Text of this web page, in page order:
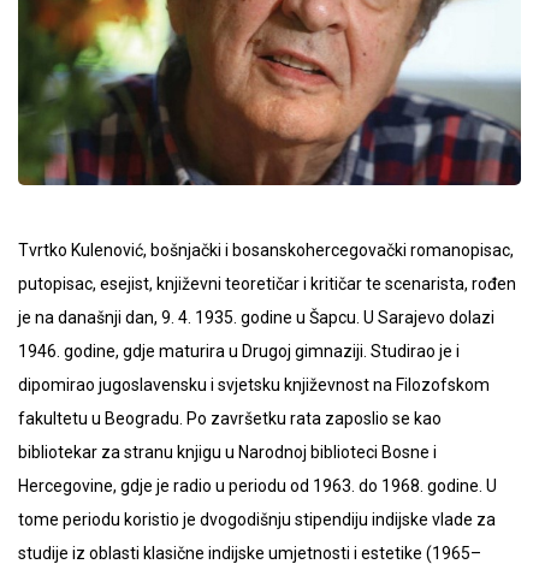
Tvrtko Kulenović, bošnjački i bosanskohercegovački romanopisac,
putopisac, esejist, književni teoretičar i kritičar te scenarista, rođen
je na današnji dan, 9. 4. 1935. godine u Šapcu. U Sarajevo dolazi
1946. godine, gdje maturira u Drugoj gimnaziji. Studirao je i
dipomirao jugoslavensku i svjetsku književnost na Filozofskom
fakultetu u Beogradu. Po završetku rata zaposlio se kao
bibliotekar za stranu knjigu u Narodnoj biblioteci Bosne i
Hercegovine, gdje je radio u periodu od 1963. do 1968. godine. U
tome periodu koristio je dvogodišnju stipendiju indijske vlade za
studije iz oblasti klasične indijske umjetnosti i estetike (1965–